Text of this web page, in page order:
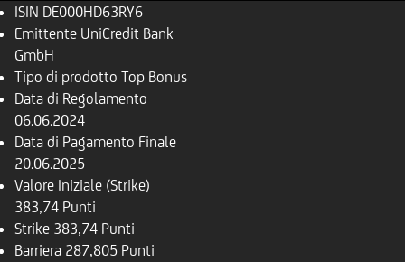
ISIN DE000HD63RY6
Emittente UniCredit Bank
GmbH
Tipo di prodotto Top Bonus
Data di Regolamento
06.06.2024
Data di Pagamento Finale
20.06.2025
Valore Iniziale (Strike)
383,74 Punti
Strike 383,74 Punti
Barriera 287,805 Punti